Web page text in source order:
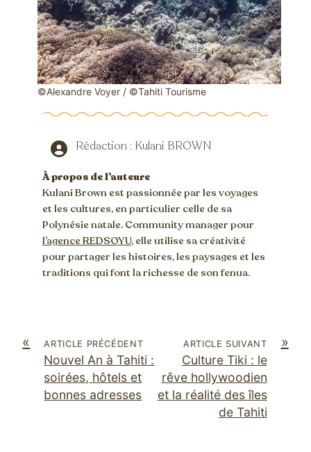
©Alexandre Voyer / ©Tahiti Tourisme
Rédaction : Kulani BROWN
À propos de l’auteure
Kulani Brown est passionnée par les voyages
et les cultures, en particulier celle de sa
Polynésie natale. Community manager pour
l’agence REDSOYU, elle utilise sa créativité
pour partager les histoires, les paysages et les
traditions qui font la richesse de son fenua.
« ARTICLE PRÉCÉDENT
Nouvel An à Tahiti :
soirées, hôtels et
bonnes adresses
»
ARTICLE SUIVANT
Culture Tiki : le
rêve hollywoodien
et la réalité des îles
de Tahiti